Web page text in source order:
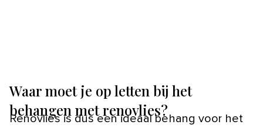
Waar moet je op letten bij het
behangen met renovlies?
Renovlies is dus een ideaal behang voor het